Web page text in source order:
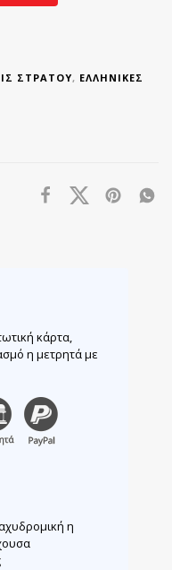
ΣΤΡΑΤΟΥ, ΕΛΛΗΝΙΚΈΣ
κάρτα,
η μετρητά με
η